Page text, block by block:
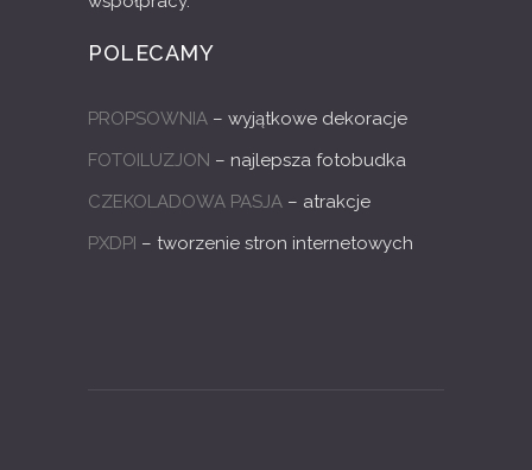
POLECAMY
PROPSOWNIA – wyjątkowe dekoracje
FOTOILUZJON – najlepsza fotobudka
CZEKOLADOWA PASJA – atrakcje
PXDPI – tworzenie stron internetowych